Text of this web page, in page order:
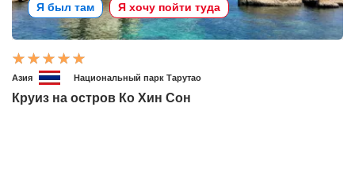
Я был там Я хочу пойти туда
Азия Национальный парк Тарутао
Круиз на остров Ко Хин Сон